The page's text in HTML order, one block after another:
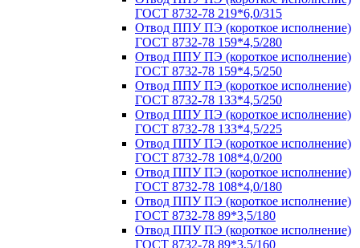
ГОСТ 8732-78 219*6,0/315
Отвод ППУ ПЭ (короткое исполнение)
ГОСТ 8732-78 159*4,5/280
Отвод ППУ ПЭ (короткое исполнение)
ГОСТ 8732-78 159*4,5/250
Отвод ППУ ПЭ (короткое исполнение)
ГОСТ 8732-78 133*4,5/250
Отвод ППУ ПЭ (короткое исполнение)
ГОСТ 8732-78 133*4,5/225
Отвод ППУ ПЭ (короткое исполнение)
ГОСТ 8732-78 108*4,0/200
Отвод ППУ ПЭ (короткое исполнение)
ГОСТ 8732-78 108*4,0/180
Отвод ППУ ПЭ (короткое исполнение)
ГОСТ 8732-78 89*3,5/180
Отвод ППУ ПЭ (короткое исполнение)
ГОСТ 8732-78 89*3,5/160